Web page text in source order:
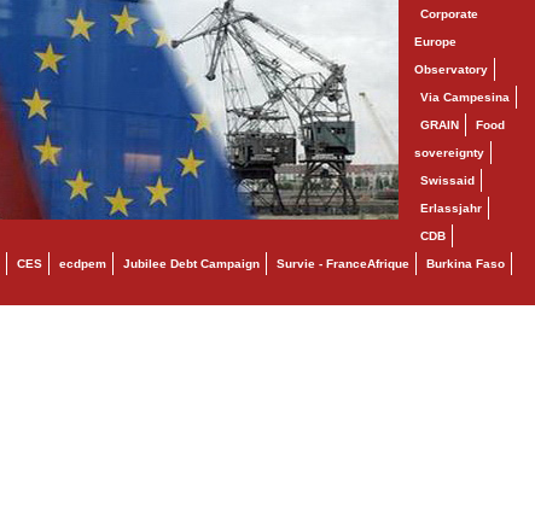
Corporate
Europe
Observatory
Via Campesina
GRAIN Food
sovereignty
Swissaid
Erlassjahr
CDB
CES ecdpem Jubilee Debt Campaign Survie - FranceAfrique Burkina Faso